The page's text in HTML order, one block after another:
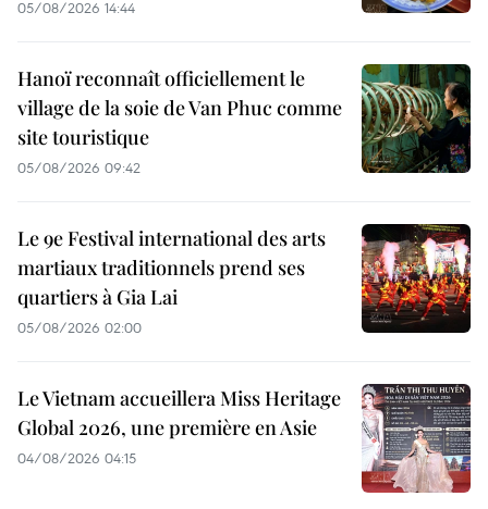
05/08/2026 14:44
Hanoï reconnaît officiellement le
village de la soie de Van Phuc comme
site touristique
05/08/2026 09:42
Le 9e Festival international des arts
martiaux traditionnels prend ses
quartiers à Gia Lai
05/08/2026 02:00
Le Vietnam accueillera Miss Heritage
Global 2026, une première en Asie
04/08/2026 04:15